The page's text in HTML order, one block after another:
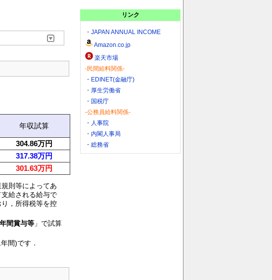
年収試算
304.86万円
317.38万円
301.63万円
則等によってあ
給される給与で
，所得税等を控
間賞与等 」で試算
間)です．
リンク
・ JAPAN ANNUAL INCOME
Amazon.co.jp
楽天市場
-民間給料関係-
・ EDINET(金融庁)
・ 厚生労働省
・ 国税庁
-公務員給料関係-
・ 人事院
・ 内閣人事局
・ 総務省